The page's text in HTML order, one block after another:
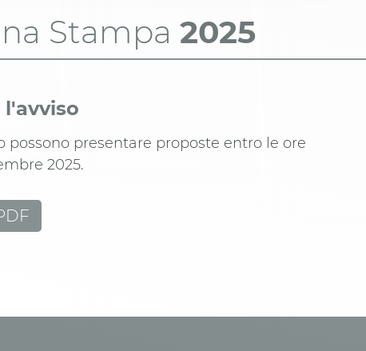
Stampa 2025
possono presentare proposte entro le ore
2025.